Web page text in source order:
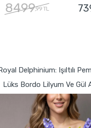
8499,99 TL
Delphinium: Işıltılı
Lüks Bordo Lilyum Ve Gül